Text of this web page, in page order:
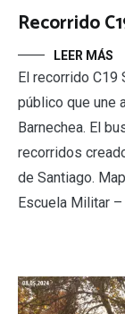
Recorrido
LEER MÁS
El recorrido C19
público que une
Barnechea. El
recorridos
de Santiago.
Escuela Militar